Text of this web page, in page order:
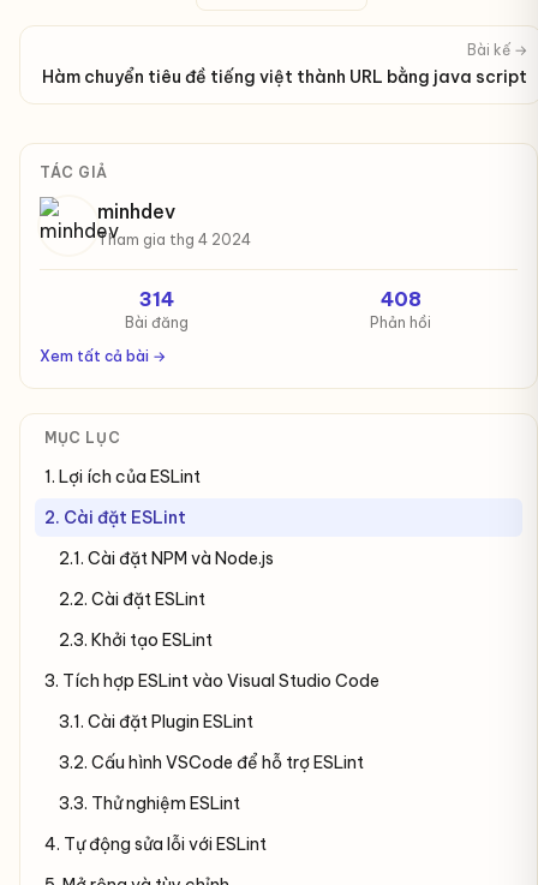
Bài kế →
Hàm chuyển tiêu đề tiếng việt thành URL bằng java script
TÁC GIẢ
minhdev
Tham gia thg 4 2024
314
Bài đăng
408
Phản hồi
Xem tất cả bài →
MỤC LỤC
1. Lợi ích của ESLint
2. Cài đặt ESLint
2.1. Cài đặt NPM và Node.js
2.2. Cài đặt ESLint
2.3. Khởi tạo ESLint
3. Tích hợp ESLint vào Visual Studio Code
3.1. Cài đặt Plugin ESLint
3.2. Cấu hình VSCode để hỗ trợ ESLint
3.3. Thử nghiệm ESLint
4. Tự động sửa lỗi với ESLint